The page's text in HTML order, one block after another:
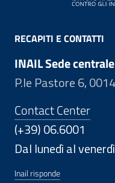
RECAPITI E CONTATTI
INAIL Sede centrale
P.le Pastore 6,
Contact Center
(+39) 06.6001
Dal lunedì al
Inail risponde